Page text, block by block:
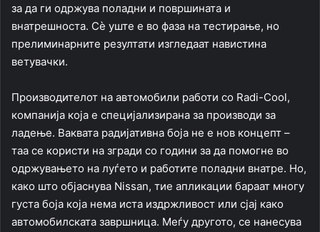
за да ги одржува поладни и површината и
внатрешноста. Сè уште е во фаза на тестирање, но
прелиминарните резултати изгледаат навистина
ветувачки.
Производителот на автомобили работи со Radi-Cool,
компанија која е специјализирана за производи за
ладење. Ваквата радијативна боја не е нов концепт –
таа се користи на згради со години за да помогне во
одржувањето на луѓето и работите поладни внатре. Но,
како што објаснува Nissan, тие апликации бараат многу
густа боја која нема иста издржливост или сјај како
автомобилската завршница. Меѓу другото, се нанесува